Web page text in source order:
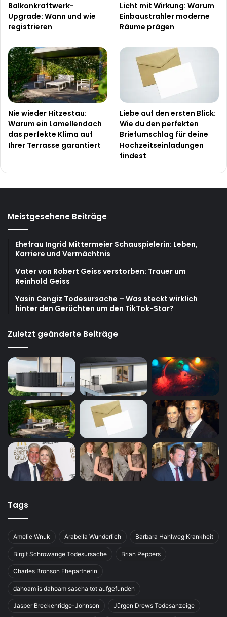
Balkonkraftwerk-
Upgrade: Wann und wie
registrieren
Licht mit Wirkung: Warum
Einbaustrahler moderne
Räume prägen
Nie wieder Hitzestau:
Warum ein Lamellendach
das perfekte Klima auf
Ihrer Terrasse garantiert
Liebe auf den ersten Blick:
Wie du den perfekten
Briefumschlag für deine
Hochzeitseinladungen
findest
Meistgesehene Beiträge
Ehefrau Ingrid Mittermeier Schauspielerin: Leben,
Karriere und Vermächtnis
Vater von Robert Geiss verstorben: Trauer um
Reinhold Geiss
Yasin Cengiz Todesursache – Was steckt wirklich
hinter den Gerüchten um den TikTok-Star?
Zuletzt geänderte Beiträge
Tags
Amelie Wnuk Arabella Wunderlich Barbara Hahlweg Krankheit
Birgit Schrowange Todesursache Brian Peppers
Charles Bronson Ehepartnerin
dahoam is dahoam sascha tot aufgefunden
Jasper Breckenridge-Johnson Jürgen Drews Todesanzeige